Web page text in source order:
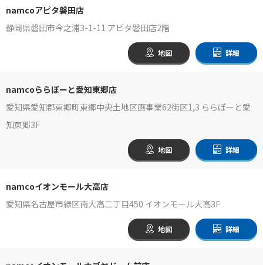
namcoアピタ磐田店
静岡県磐田市今之浦3-1-11 アピタ磐田店2階
地図 詳細
namcoららぽーと愛知東郷店
愛知県愛知郡東郷町東郷中央土地区画事業62街区1,3 ららぽーと愛
知東郷3F
地図 詳細
namcoイオンモール大高店
愛知県名古屋市緑区南大高二丁目450 イオンモール大高3F
地図 詳細